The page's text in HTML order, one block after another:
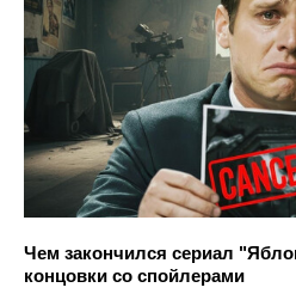
Чем закончился сериал
концовки со спойлерами